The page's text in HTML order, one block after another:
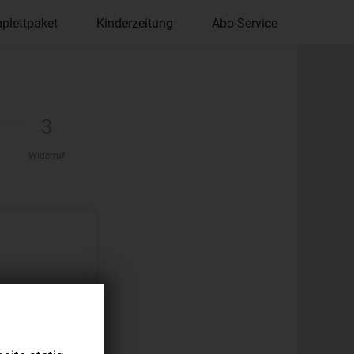
Kinderzeitung Abo-Service
3
Widerruf